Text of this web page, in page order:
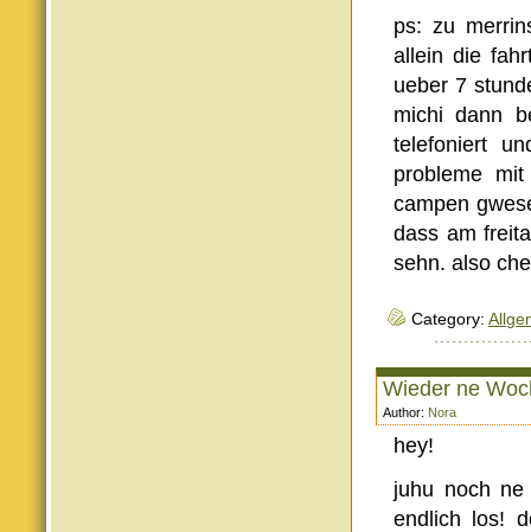
ps: zu
allein die
ueber 7
michi dann
telefoniert
probleme
campen
dass am
sehn. also
Category:
Wieder ne
Author: Nora
hey!
juhu noch
endlich los!